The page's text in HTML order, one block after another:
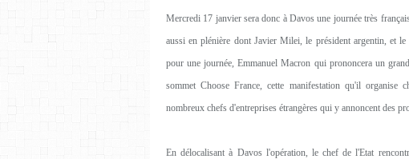
Mercredi 17 janvier sera donc à Davos une journée très
aussi en plénière dont Javier Milei, le président argentin, et
pour une journée, Emmanuel Macron qui prononcera un
sommet Choose France, cette manifestation qu'il organise
nombreux chefs d'entreprises étrangères qui y annoncent des
En délocalisant à Davos l'opération, le chef de l'Etat